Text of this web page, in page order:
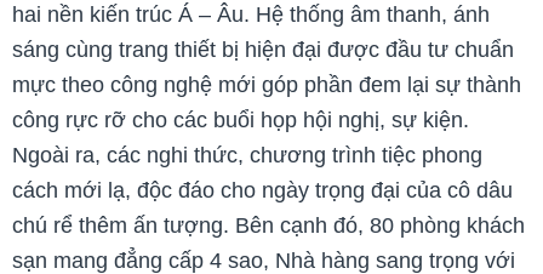
hai nền kiến trúc Á – Âu. Hệ thống âm thanh, ánh
sáng cùng trang thiết bị hiện đại được đầu tư chuẩn
mực theo công nghệ mới góp phần đem lại sự thành
công rực rỡ cho các buổi họp hội nghị, sự kiện.
Ngoài ra, các nghi thức, chương trình tiệc phong
cách mới lạ, độc đáo cho ngày trọng đại của cô dâu
chú rể thêm ấn tượng. Bên cạnh đó, 80 phòng khách
sạn mang đẳng cấp 4 sao, Nhà hàng sang trọng với